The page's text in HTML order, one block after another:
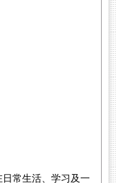
常生活、学习及一